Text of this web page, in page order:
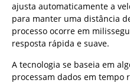
ajusta automaticamente a
para manter uma distância
processo ocorre em
resposta rápida e suave.
A tecnologia se baseia em
processam dados em tempo